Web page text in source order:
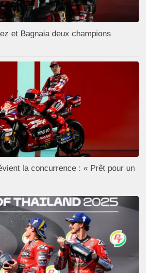
et Bagnaia deux champions
la concurrence : « Prêt pour un